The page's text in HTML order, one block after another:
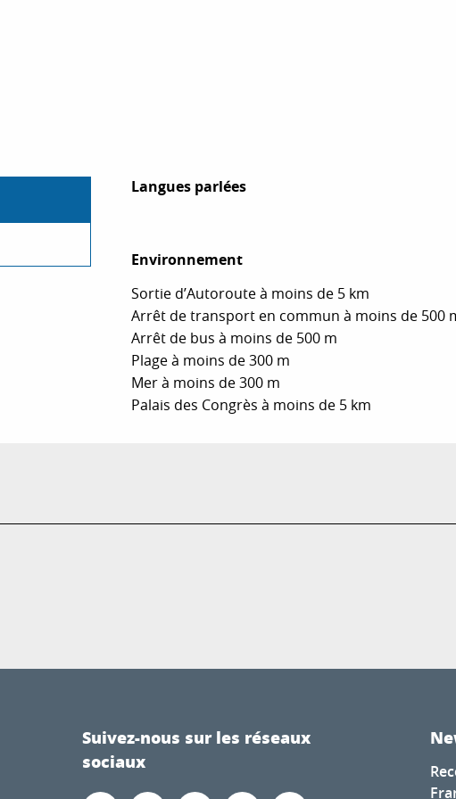
Langues parlées
Langues parlées
Environnement
Environnement
Sortie d’Autoroute à moins de 5 km
Arrêt de transport en commun à moins de 500
Arrêt de bus à moins de 500 m
Plage à moins de 300 m
Mer à moins de 300 m
Palais des Congrès à moins de 5 km
Suivez-nous sur les réseaux
sociaux